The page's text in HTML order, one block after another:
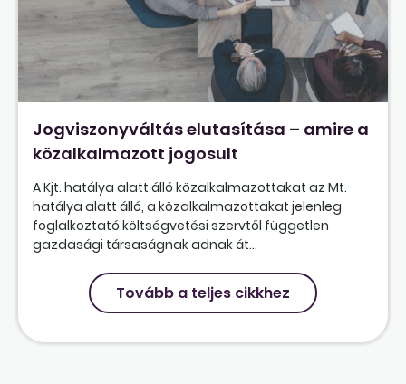
Jogviszonyváltás elutasítása – amire a
közalkalmazott jogosult
A Kjt. hatálya alatt álló közalkalmazottakat az Mt.
hatálya alatt álló, a közalkalmazottakat jelenleg
foglalkoztató költségvetési szervtől független
gazdasági társaságnak adnak át...
Tovább a teljes cikkhez